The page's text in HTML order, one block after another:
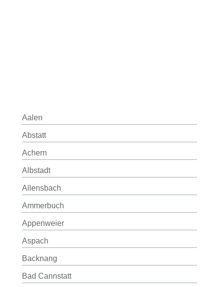
Aalen
Abstatt
Achern
Albstadt
Allensbach
Ammerbuch
Appenweier
Aspach
Backnang
Bad Cannstatt